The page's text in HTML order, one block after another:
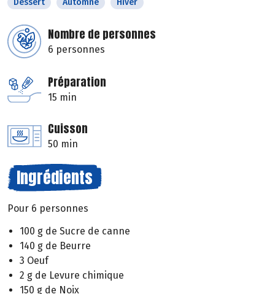
Dessert Automne Hiver
Nombre de personnes
6 personnes
Préparation
15 min
Cuisson
50 min
Ingrédients
Pour 6 personnes
100 g de Sucre de canne
140 g de Beurre
3 Oeuf
2 g de Levure chimique
150 g de Noix